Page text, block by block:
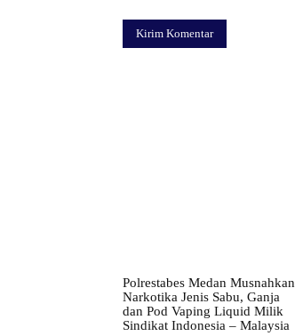
Polrestabes Medan Musnahkan
Narkotika Jenis Sabu, Ganja
dan Pod Vaping Liquid Milik
Sindikat Indonesia – Malaysia